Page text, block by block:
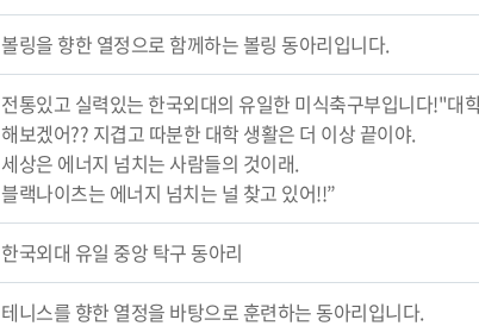
볼링을 향한 열정으로 함께하는 볼링 동아리입니다.
전통있고 실력있는 한국외대의 유일한 미식축구부입니다!"대
해보겠어?? 지겹고 따분한 대학 생활은 더 이상 끝이야.
세상은 에너지 넘치는 사람들의 것이래.
블랙나이츠는 에너지 넘치는 널 찾고 있어!!”
한국외대 유일 중앙 탁구 동아리
테니스를 향한 열정을 바탕으로 훈련하는 동아리입니다.